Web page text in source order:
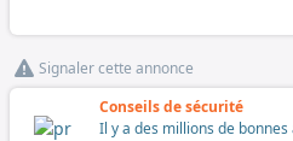
Signaler cette annonce
Conseils de sécurité
Il y a des millions de